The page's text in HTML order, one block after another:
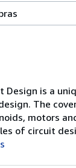
Design is a
The
motors
of circuit